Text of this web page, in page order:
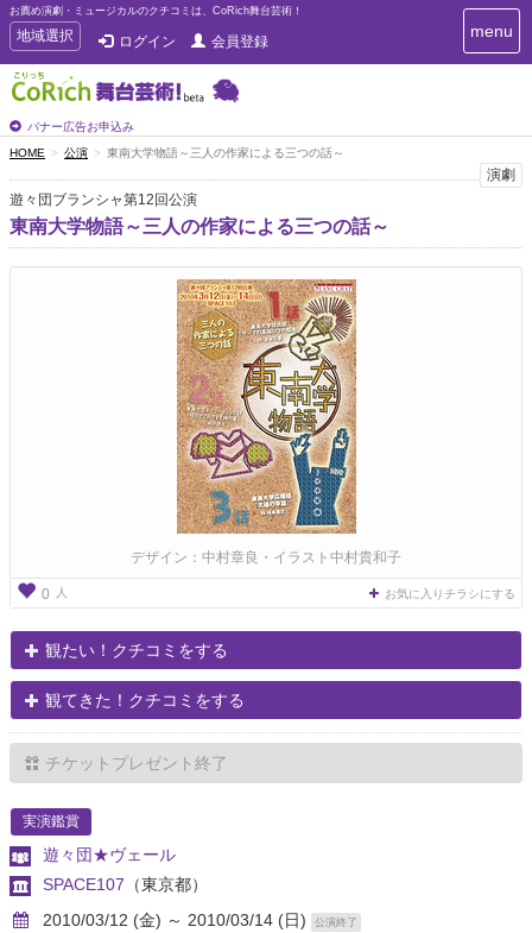
お薦め演劇・ミュージカルのクチコミは、CoRich舞台芸術！
T
o
g
g
e
n
a
v
i
g
地域選択 ログイン 会員登録
バナー広告お申込み
T
o
i
g
menu
HOME 公演 東南大学物語～三人の作家による三つの話～
演劇
遊々団ブランシャ第12回公演
東南大学物語～三人の作家による三つの話～
デザイン：中村章良・イラスト中村貴和子
0 人 お気に入りチラシにする
観たい！クチコミをする
観てきた！クチコミをする
チケットプレゼント終了
実演鑑賞
遊々団★ヴェール
SPACE107 （東京都）
2010/03/12 (金) ～ 2010/03/14 (日)
公演終了